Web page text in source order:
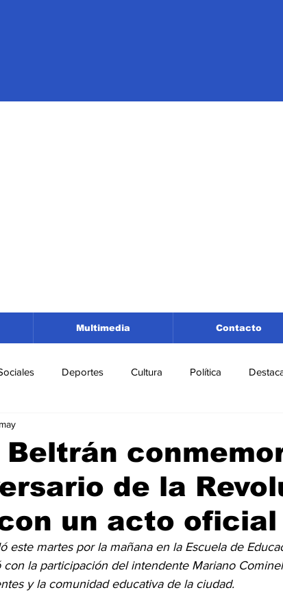
Multimedia Contacto
Deportes Cultura Política
San Lorenzo Pujato Turismo Economía
Beltrán
de la
un acto oficial
este martes por la mañana en la Escuela de
la participación del intendente Mariano
y la comunidad educativa de la ciudad.